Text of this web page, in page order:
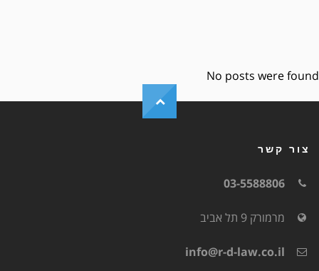
No posts were found
צור קשר
03-5588806
מרמורק 9 תל אביב
info@r-d-law.co.il